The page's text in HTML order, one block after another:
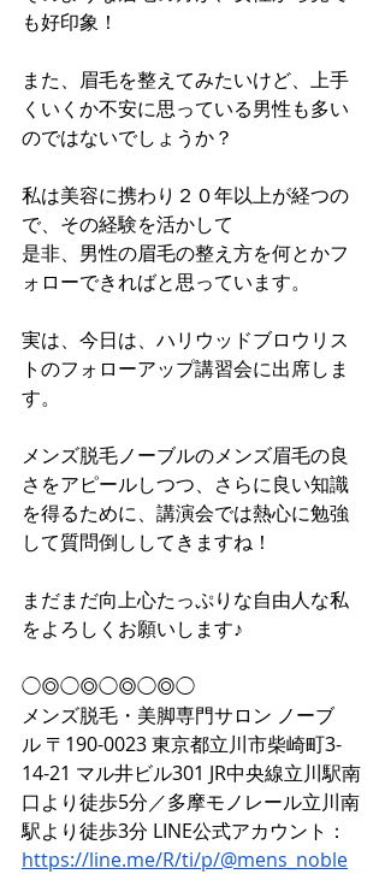
も好印象！
また、眉毛を整えてみたいけど、上手
くいくか不安に思っている男性も多い
のではないでしょうか？
私は美容に携わり２０年以上が経つの
で、その経験を活かして
是非、男性の眉毛の整え方を何とかフ
ォローできればと思っています。
実は、今日は、ハリウッドブロウリス
トのフォローアップ講習会に出席しま
す。
メンズ脱毛ノーブルのメンズ眉毛の良
さをアピールしつつ、さらに良い知識
を得るために、講演会では熱心に勉強
して質問倒ししてきますね！
まだまだ向上心たっぷりな自由人な私
をよろしくお願いします♪
◯◎◯◎◯◎◯◎◯
メンズ脱毛・美脚専門サロン ノーブ
ル 〒190-0023 東京都立川市柴崎町3-
14-21 マル井ビル301 JR中央線立川駅南
口より徒歩5分／多摩モノレール立川南
駅より徒歩3分 LINE公式アカウント：
https://line.me/R/ti/p/@mens_noble